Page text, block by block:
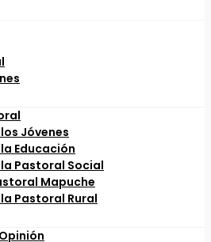
Jóvenes
Educación
Pastoral Social
Mapuche
Pastoral Rural